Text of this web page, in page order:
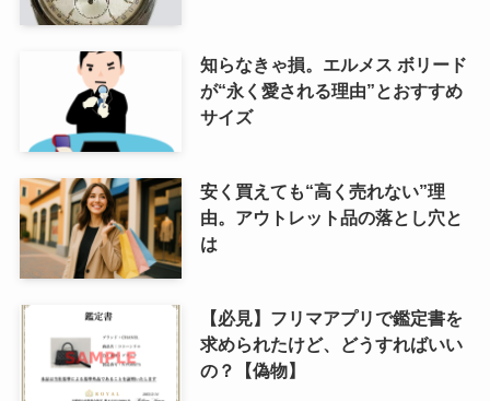
知らなきゃ損。エルメス ボリード
が“永く愛される理由”とおすすめ
サイズ
安く買えても“高く売れない”理
由。アウトレット品の落とし穴と
は
【必見】フリマアプリで鑑定書を
求められたけど、どうすればいい
の？【偽物】